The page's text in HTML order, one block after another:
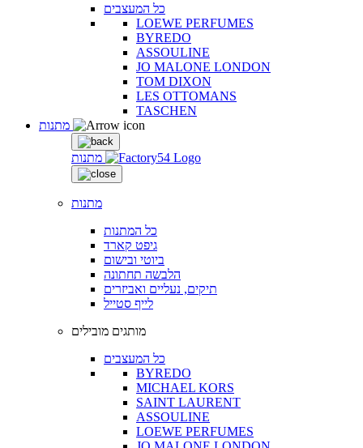
כל המעצבים
LOEWE PERFUMES
BYREDO
ASSOULINE
JO MALONE LONDON
TOM DIXON
LES OTTOMANS
TASCHEN
מתנות
מתנות
כל המתנות
גיפט קארד
ביוטי ובישום
הלבשה תחתונה
תיקים, נעליים ואביזרים
לייף סטייל
מותגים מובילים
כל המעצבים
BYREDO
MICHAEL KORS
SAINT LAURENT
ASSOULINE
LOEWE PERFUMES